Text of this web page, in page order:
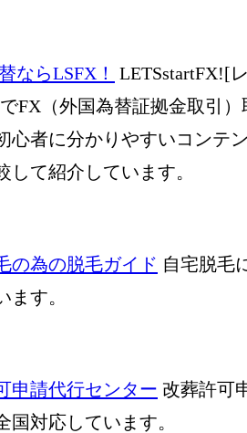
ならLSFX！
LETSstartFX![
FX（外国為替証拠金取引
心者に分かりやすいコンテ
して紹介しています。
の為の脱毛ガイド 自宅脱毛
ます。
申請代行センター 改葬許可
国対応しています。